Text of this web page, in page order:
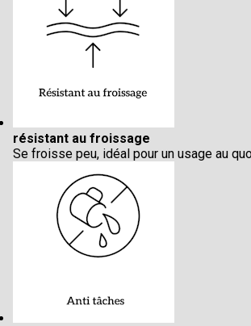
résistant au froissage
Se froisse peu, idéal pour un usage au